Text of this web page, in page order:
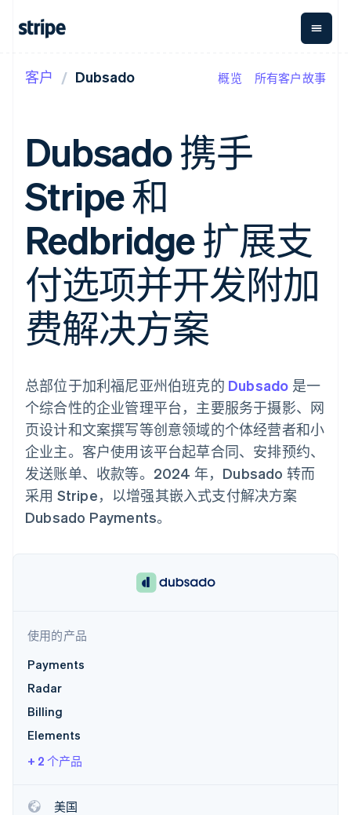
支付
在线支付
Payment links
Checkout
预构建支付界
Elements
灵活的 UI 组件
Payment
methods
接入 125+ 种支
付方式
Authorization
Boost
Link
加速结账
经常性收入
Metronome
按用量计费
Subscriptions
订阅管理
一次性或定期
账单
Tax
销售税和增值
税自动化
Revenue
Recognition
会计自动化
Data Pipeline
数据同步
资金管
Payouts
平台
更多
Product roadmap
了解未来规划
Radar
Atlas
按企业阶段
按应用场景
加密货币
电子商务
嵌入式金融
财务自动化
全球化企业
应用内支付
交易市场
资金管理
平台
按行业
AI 企业
创作者经济
游戏
酒店、旅游与休闲
保险
专业服务
公共部门
零售
文档
库与 SDK
Stripe Apps
接受线上付款
实施预置结账流程
构建平台或交易市场
管理订阅
提供按用量计费
发行稳定币支持的支付卡
通过智能体配置和管理服
务
资源
应用集成
代码示例
开发者博客
API 状态
学习
指南
支持
获取支持
托管支持方案
专业服务
公司
招聘
资讯中心
Stripe Press
联系
联系销售
成为合作伙伴
客户 Dubsado 概览 所有客户故事
Dubsado 携手
Stripe 和
Redbridge 扩展支
付选项并开发附加
费解决方案
总部位于加利福尼亚州伯班克的 Dubsado 是一
个综合性的企业管理平台，主要服务于摄影、网
页设计和文案撰写等创意领域的个体经营者和小
企业主。客户使用该平台起草合同、安排预约、
发送账单、收款等。2024 年，Dubsado 转而
采用 Stripe，以增强其嵌入式支付解决方案
Dubsado Payments。
使用的产品
Payments
Radar
Billing
Elements
+ 2 个产品
美国